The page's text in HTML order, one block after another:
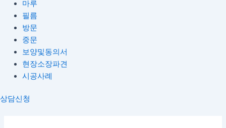
마루
필름
방문
중문
보양및동의서
현장소장파견
시공사례
상담신청